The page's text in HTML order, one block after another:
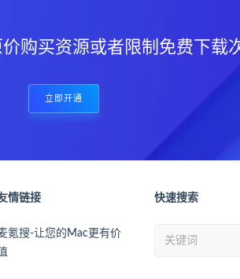
购买资源或者限制免费下载
立即开通
情链接
氪搜-让您的Mac更有价
快速搜索